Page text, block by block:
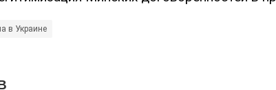
в Украине